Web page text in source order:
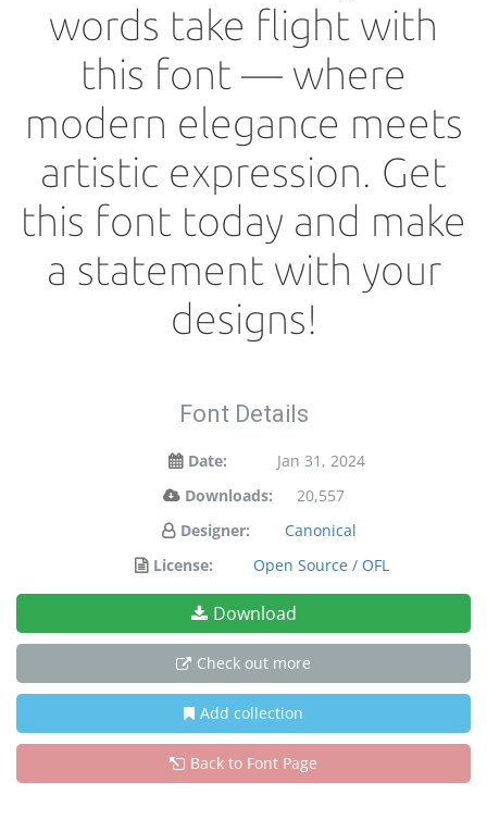
words take flight with
this font — where
modern elegance meets
artistic expression. Get
this font today and make
a statement with your
designs!
Font Details
Date:
Jan 31, 2024
Downloads:
20,557
Designer:
Canonical
License:
Open Source / OFL
Download
Check out more
Add collection
Back to Font Page